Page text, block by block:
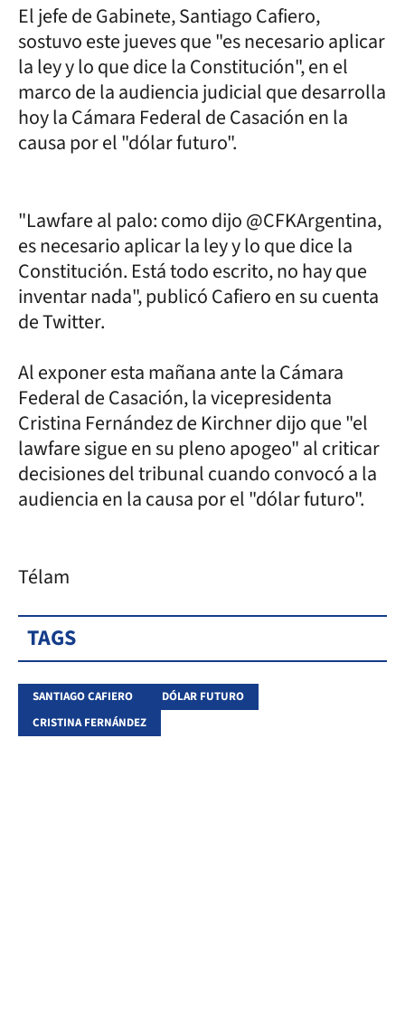
El jefe de Gabinete, Santiago Cafiero,
sostuvo este jueves que "es necesario aplicar
la ley y lo que dice la Constitución", en el
marco de la audiencia judicial que desarrolla
hoy la Cámara Federal de Casación en la
causa por el "dólar futuro".
"Lawfare al palo: como dijo @CFKArgentina,
es necesario aplicar la ley y lo que dice la
Constitución. Está todo escrito, no hay que
inventar nada", publicó Cafiero en su cuenta
de Twitter.
Al exponer esta mañana ante la Cámara
Federal de Casación, la vicepresidenta
Cristina Fernández de Kirchner dijo que "el
lawfare sigue en su pleno apogeo" al criticar
decisiones del tribunal cuando convocó a la
audiencia en la causa por el "dólar futuro".
Télam
TAGS
SANTIAGO CAFIERO
DÓLAR FUTURO
CRISTINA FERNÁNDEZ